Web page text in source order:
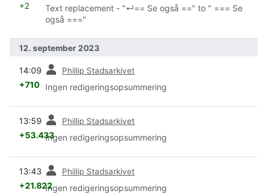
+2
Text replacement - "↵== Se også ==" to " === Se
også ==="
12. september 2023
14:09 Phillip Stadsarkivet
+710 Ingen redigeringsopsummering
13:59 Phillip Stadsarkivet
+53.433Ingen redigeringsopsummering
13:43 Phillip Stadsarkivet
+21.822Ingen redigeringsopsummering